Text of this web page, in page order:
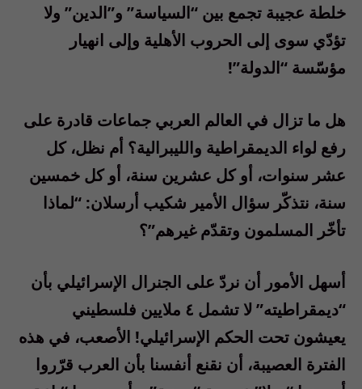
خلطة عجيبة تجمع بين “السياسة” و”الدين” ولا
تؤدّي سوى إلى الحروب الأهلية وإلى انهيار
مؤسّسة “الدولة”!
هل ما تزال في العالم العربي جماعات قادرة على
رفع لواء الديمقراطية والليبرالية؟ أم نظل، كل
عشر سنوات، أو كل عشرين سنة، أو كل خمسين
سنة، نتذكّر سؤال الأمير شكيب أرسلان: “لماذا
تأخّر المسلمون وتقدّم غيرهم”؟
أسهل الأمور أن نردّ على الجنرال الإسرائيلي بأن
“ديمقراطيته” لا تشمل ٤ ملايين فلسطيني
يعيشون تحت الحكم الإسرائيلي! الأصعب، في هذه
الفترة العصيبة، أن نقنع أنفسنا بأن العرب قرّروا